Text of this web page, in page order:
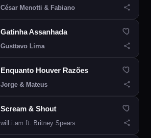
César Menotti & Fabiano
Gatinha Assanhada
Gusttavo Lima
Enquanto Houver Razões
Jorge & Mateus
Scream & Shout
will.i.am ft. Britney Spears